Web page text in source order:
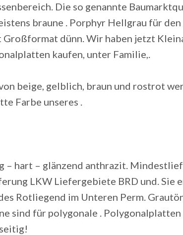
Die so genannte
braune . Porphyr Hellgrau für
dünn. Wir haben jetzt
kaufen, unter Familie,.
beige, gelblich, braun und rostrot
Farbe unseres .
– hart – glänzend anthrazit.
LKW Liefergebiete BRD und. Sie
Rotliegend im Unteren Perm.
sind für polygonale .